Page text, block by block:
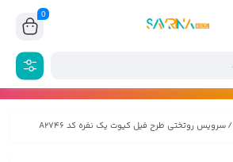
0
/ سرویس روتختی طرح فیل کیوت یک نفره کد A2746